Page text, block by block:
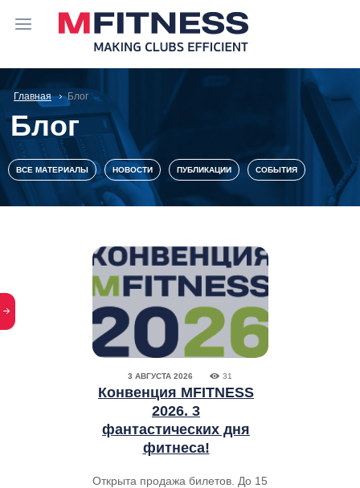
Главная Блог
Блог
ВСЕ МАТЕРИАЛЫ НОВОСТИ ПУБЛИКАЦИИ СОБЫТИЯ
3 АВГУСТА 2026 31
Конвенция MFITNESS
2026. 3
фантастических дня
фитнеса!
Открыта продажа билетов. До 15